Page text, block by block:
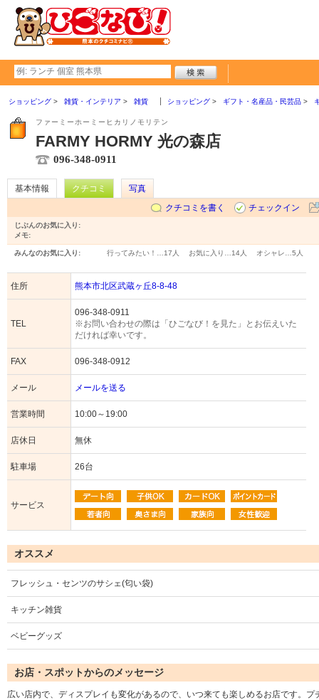
ショッピング 雑貨・インテリア 雑貨 ショッピング ギフト・名産品・民芸品
ファーミーホーミーヒカリノモリテン
FARMY HORMY 光の森店
096-348-0911
基本情報 クチコミ
写真
クチコミを書く
チェックイン
じぶんのお気に入り:
メモ:
みんなのお気に入り: 行ってみたい！… 17人 お気に入り… 14人 オシャレ… 5人
住所 熊本市北区武蔵ヶ丘8-8-48
TEL
096-348-0911
※お問い合わせの際は「ひごなび！を見た」とお伝えいた
だければ幸いです。
FAX 096-348-0912
メール メールを送る
営業時間 10:00～19:00
店休日 無休
駐車場 26台
サービス
オススメ
フレッシュ・センツのサシェ(匂い袋)
キッチン雑貨
ベビーグッズ
お店・スポットからのメッセージ
広い店内で、ディスプレイも変化があるので、いつ来ても楽しめるお店です。